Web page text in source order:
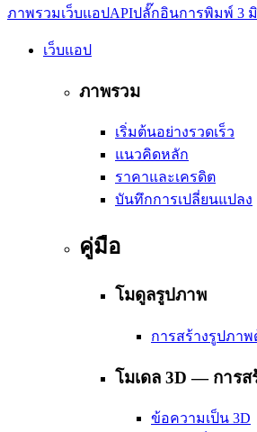
ภาพรวมเว็บแอปAPIปลั๊กอินการพิมพ์ 3
เว็บแอป
ภาพรวม
เริ่มต้นอย่างรวดเร็ว
แนวคิดหลัก
ราคาและเครดิต
บันทึกการเปลี่ยนแปลง
คู่มือ
โมดูลรูปภาพ
การสร้างรูปภาพ
โมเดล 3D — การส
ข้อความเป็น 3D